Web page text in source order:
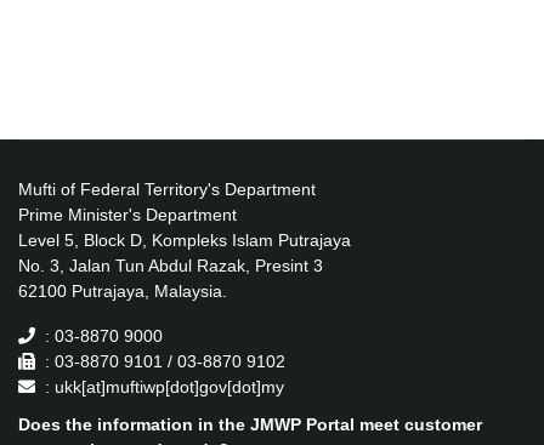
Mufti of Federal Territory's Department
Prime Minister's Department
Level 5, Block D, Kompleks Islam Putrajaya
No. 3, Jalan Tun Abdul Razak, Presint 3
62100 Putrajaya, Malaysia.
: 03-8870 9000
: 03-8870 9101 / 03-8870 9102
: ukk[at]muftiwp[dot]gov[dot]my
Does the information in the JMWP Portal meet customer